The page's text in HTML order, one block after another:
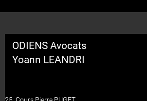
ODIENS Avocats
Yoann LEANDRI